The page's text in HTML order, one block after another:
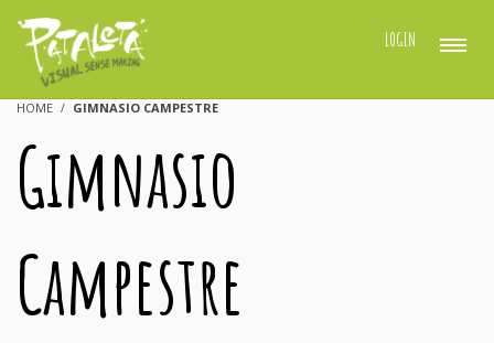
LOGIN
HOME GIMNASIO CAMPESTRE
Gimnasio
Campestre